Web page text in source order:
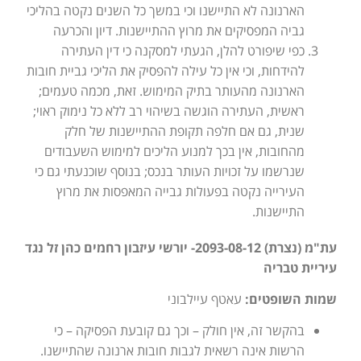
הארנונה לא התיישנו וכי במשך כל השנים נקטה בהליכי
גביה המפסיקים את מרוץ ההתיישנות. דיון והכרעה
כפי שיפורט להלן, הגעתי למסקנה כי דין העתירה
להידחות, וכי אין כל עילה להפסיק את הליכי גביית חובות
הארנונה מהעותר בתיק המימוש. זאת, מכמה טעמים;
ראשית, העתירה הוגשה בשיהוי רב ללא כל נימוק ראוי;
שנית, גם אם חלפה תקופת ההתיישנות של חלק
מהחובות, אין בכך למנוע הליכים למימוש השעבודים
שנרשמו על זכויות העותר בנכס; בנוסף שוכנעתי גם כי
העירייה נקטה בפעולות גבייה המאפסות את מרוץ
התיישנות.
עת"מ (נצרת) 2093-08-12- יורשי עיזבון רחמים כהן זל נגד
עיריית טבריה
שמות השופטים: עאטף עיילבוני
בהקשר זה, אין חולק – וכך גם קובעת הפסיקה – כי
הרשות אינה רשאית לגבות חובות ארנונה שהתיישנו.